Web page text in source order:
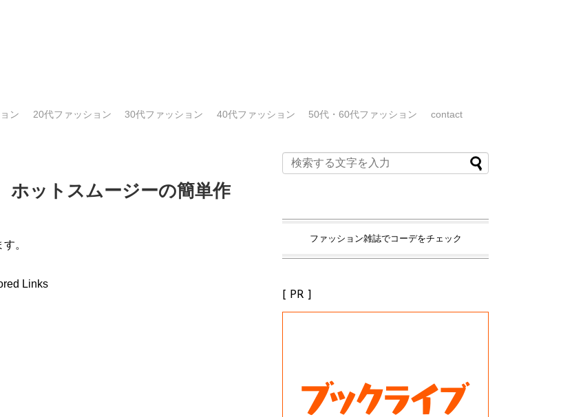
ン 20代ファッション 30代ファッション 40代ファッション 50代・60代ファッション contact
ホットスムージーの簡単作
。
Links
ファッション雑誌でコーデをチェック
[ PR ]